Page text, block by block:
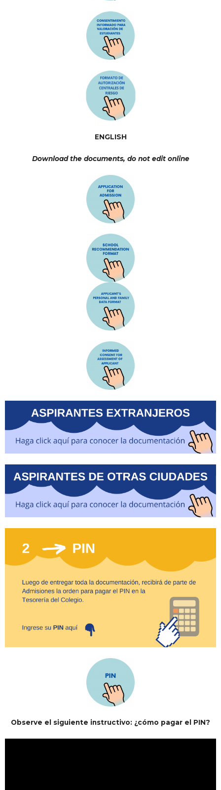
ENGLISH
Download the documents, do not edit online
Observe el siguiente instructivo: ¿cómo pagar el PIN?